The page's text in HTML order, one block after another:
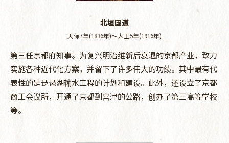
北垣国道
天保7年(1836年)～大正5年(1916年)
第三任京都府知事。为复兴明治维新后衰退的京都产业，致力
实施各种近代化方案，并留下了许多伟大的功绩。其中最有代
表性的是琵琶湖输水工程的计划和建设。此外，还设立了京都
商工会议所，开通了京都到宫津的公路，创办了第三高等学校
等。